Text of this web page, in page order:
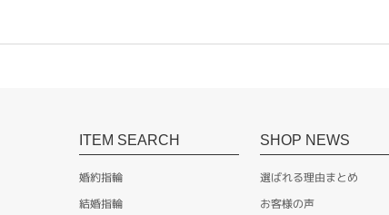
ITEM SEARCH
婚約指輪
結婚指輪
SHOP NEWS
選ばれる理由まとめ
お客様の声